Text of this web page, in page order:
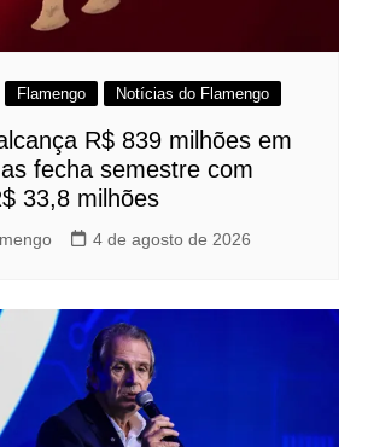
Flamengo Notícias do Flamengo
R$ 839 milhões em
fecha semestre com
33,8 milhões
4 de agosto de 2026